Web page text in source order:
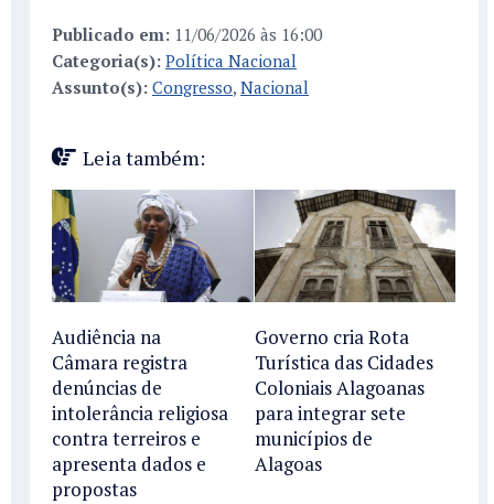
Publicado em: 11/06/2026 às 16:00
Categoria(s): Política Nacional
Assunto(s): Congresso, Nacional
Leia também:
Audiência na
Câmara registra
denúncias de
intolerância religiosa
contra terreiros e
apresenta dados e
propostas
Governo cria Rota
Turística das Cidades
Coloniais Alagoanas
para integrar sete
municípios de
Alagoas